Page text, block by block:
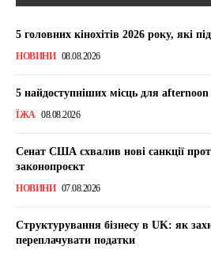
5 головних кінохітів 2026 року, які
НОВИНИ 08.08.2026
5 найдоступніших місць для afternoon
ЇЖА 08.08.2026
Сенат США схвалив нові санкції
законопроєкт
НОВИНИ 07.08.2026
Структурування бізнесу в UK: як
переплачувати податки